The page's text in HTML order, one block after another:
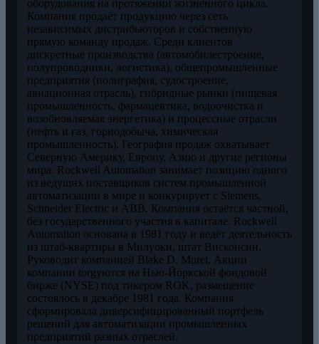
оборудования на протяжении жизненного цикла.
Компания продаёт продукцию через сеть
независимых дистрибьюторов и собственную
прямую команду продаж. Среди клиентов
дискретные производства (автомобилестроение,
полупроводники, логистика), общепромышленные
предприятия (полиграфия, судостроение,
авиационная отрасль), гибридные рынки (пищевая
промышленность, фармацевтика, водоочистка и
возобновляемая энергетика) и процессные отрасли
(нефть и газ, горнодобыча, химическая
промышленность). География продаж охватывает
Северную Америку, Европу, Азию и другие регионы
мира. Rockwell Automation занимает позицию одного
из ведущих поставщиков систем промышленной
автоматизации в мире и конкурирует с Siemens,
Schneider Electric и ABB. Компания остаётся частной,
без государственного участия в капитале. Rockwell
Automation основана в 1981 году и ведёт деятельность
из штаб-квартиры в Милуоки, штат Висконсин.
Руководит компанией Blake D. Moret. Акции
компании torgуются на Нью-Йоркской фондовой
бирже (NYSE) под тикером ROK, размещение
состоялось в декабре 1981 года. Компания
сформировала диверсифицированный портфель
решений для автоматизации промышленных
предприятий разных отраслей.